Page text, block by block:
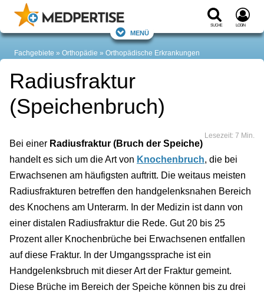
Suche Login
Menü
Fachgebiete Orthopädie Orthopädische Erkrankungen
Radiusfraktur
(Speichenbruch)
Lesezeit: 7 Min.
Bei einer Radiusfraktur (Bruch der Speiche)
handelt es sich um die Art von Knochenbruch, die bei
Erwachsenen am häufigsten auftritt. Die weitaus meisten
Radiusfrakturen betreffen den handgelenksnahen Bereich
des Knochens am Unterarm. In der Medizin ist dann von
einer distalen Radiusfraktur die Rede. Gut 20 bis 25
Prozent aller Knochenbrüche bei Erwachsenen entfallen
auf diese Fraktur. In der Umgangssprache ist ein
Handgelenksbruch mit dieser Art der Fraktur gemeint.
Diese Brüche im Bereich der Speiche können bis zu drei